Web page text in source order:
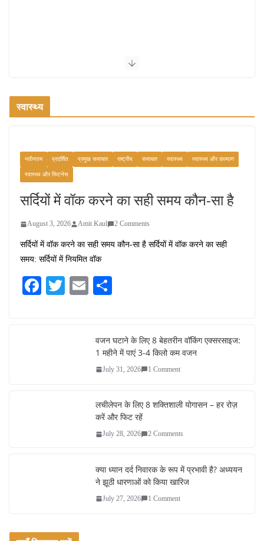
स्वास्थ्य
नवीनतम प्रदर्शित प्रमुख समाचार राष्ट्रीय समाचार स्वास्थ्य स्वास्थ्य और कल्याण
स्वास्थ्य और फिटनेस
सर्दियों में वॉक करने का सही समय कौन-सा है
August 3, 2026 Amit Kaul 2 Comments
सर्दियों में वॉक करने का सही समय कौन-सा है सर्दियों में वॉक करने का सही
समय: सर्दियों में नियमित वॉक
Fa T
E
वजन घटाने के लिए 8 बेहतरीन वॉकिंग एक्सरसाइज:
1 महीने में पाएं 3-4 किलो कम वजन
July 31, 2026 1 Comment
लचीलेपन के लिए 8 शक्तिशाली योगासन – हर रोज़
करें और फिट रहें
July 28, 2026 2 Comments
क्या ध्यान दर्द निवारक के रूप में प्रभावी है? अध्ययन
ने झूठी धारणाओं को किया खारिज
July 27, 2026 1 Comment